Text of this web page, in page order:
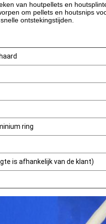
van houtpellets en
om pellets en houtsnips
ontstekingstijden.
ring
is afhankelijk van de klant)